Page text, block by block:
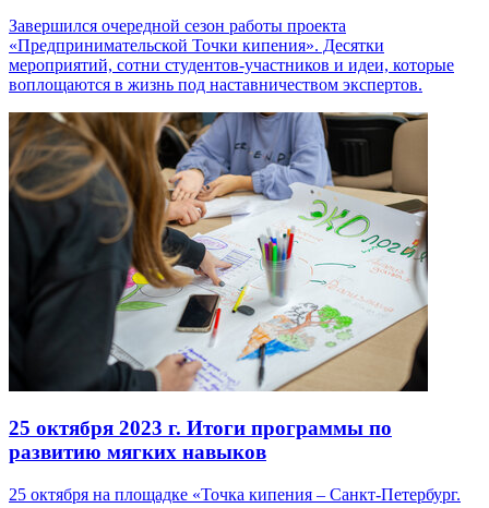
Завершился очередной сезон работы проекта
«Предпринимательской Точки кипения». Десятки
мероприятий, сотни студентов-участников и идеи, которые
воплощаются в жизнь под наставничеством экспертов.
25 октября 2023 г. Итоги программы по
развитию мягких навыков
25 октября на площадке «Точка кипения – Санкт-Петербург.